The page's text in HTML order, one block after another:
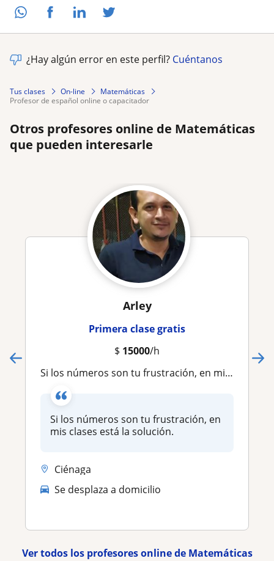
¿Hay algún error en este perfil? Cuéntanos
Tus clases On-line
Matemáticas
profesor de español online o capacitador
Otros profesores online de Matemáticas
que pueden interesarle
Arley
Primera clase gratis
$ 15000/h
Si los números son tu frustración, en mis clases está la solución
Si los números son tu frustración, en
mis clases está la solución.
Ciénaga
Se desplaza a domicilio
Ver todos los profesores online de Matemáticas